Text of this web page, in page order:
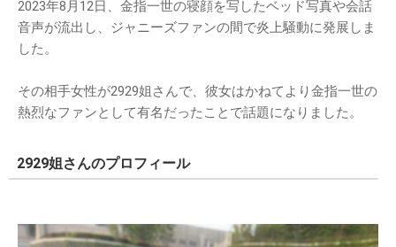
2023年8月12日、金指一世の寝顔を写したベッド写真や会話
音声が流出し、ジャニーズファンの間で炎上騒動に発展しま
した。
その相手女性が2929姐さんで、彼女はかねてより金指一世の
熱烈なファンとして有名だったことで話題になりました。
2929姐さんのプロフィール